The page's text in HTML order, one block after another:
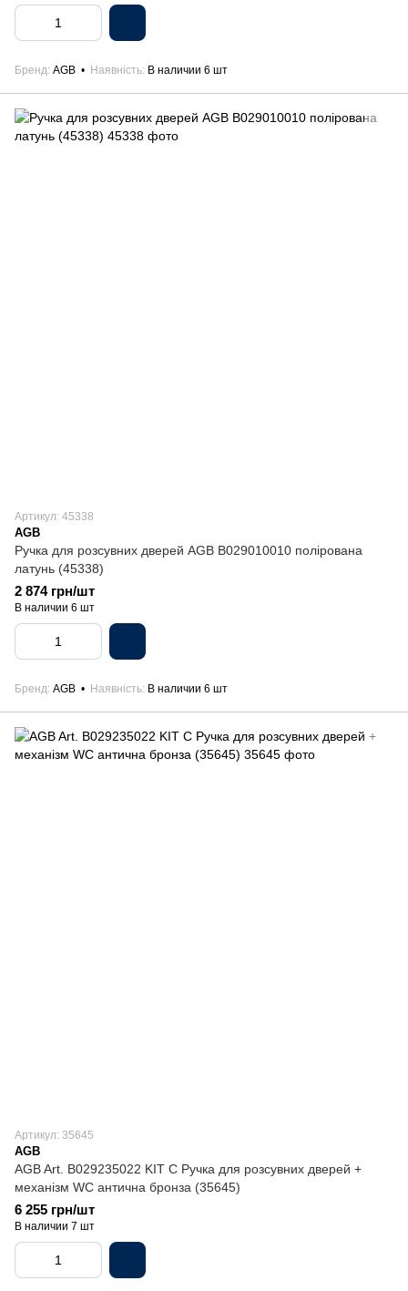
Бренд AGB Наявність В наличии 6 шт
Артикул: 45338
AGB
Ручка для розсувних дверей AGB B029010010 полірована
латунь (45338)
2 874 грн/шт
В наличии 6 шт
Бренд AGB Наявність В наличии 6 шт
Артикул: 35645
AGB
AGB Art. B029235022 KIT C Ручка для розсувних дверей +
механізм WC антична бронза (35645)
6 255 грн/шт
В наличии 7 шт